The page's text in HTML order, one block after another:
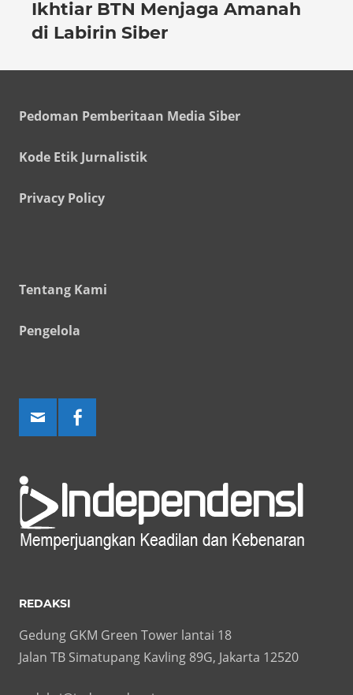
Ikhtiar BTN Menjaga Amanah
di Labirin Siber
Pedoman Pemberitaan Media Siber
Kode Etik Jurnalistik
Privacy Policy
Tentang Kami
Pengelola
REDAKSI
Gedung GKM Green Tower lantai 18
Jalan TB Simatupang Kavling 89G, Jakarta 12520